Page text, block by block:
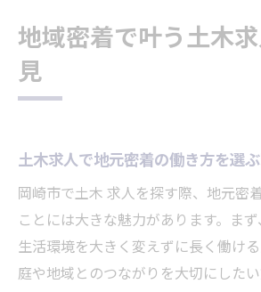
岡崎市で築く安定土木キャリア
土木求人で描く岡崎市での
岡崎市の土木求人でキャリ
法
土木求人を選ぶなら知るべき現
土木求人現場で求められる
地域密着で叶う土木
見
土木求人で地元密着の働き方を選
岡崎市で土木 求人を探す際、地元密
ことには大きな魅力があります。まず
生活環境を大きく変えずに長く働け
庭や地域とのつながりを大切にした